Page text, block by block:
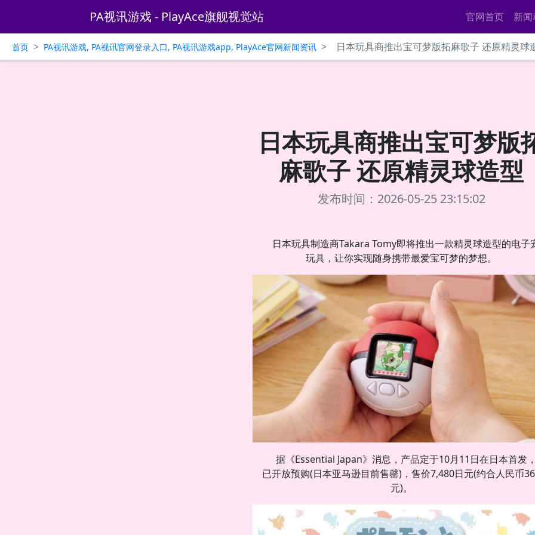
PA视讯游戏 - PlayAce旗舰视觉站 官网首页 新
首页 > PA视讯游戏, PA视讯官网登录入口, PA视讯游戏app, PlayAce官网新闻资讯 > 日本玩具商推出宝可梦版拓麻歌子 还原精灵球
日本玩具商推出宝可梦版
麻歌子 还原精灵球造型
发布时间：2026-05-25 23:15:02
日本玩具制造商Takara Tomy即将推出一款精灵球造型的电子
玩具，让你实现随身携带最爱宝可梦的梦想。
据《Essential Japan》消息，产品定于10月11日在日本首发
已开放预购(日本亚马逊目前售罄)，售价7,480日元(约合人民币
元)。